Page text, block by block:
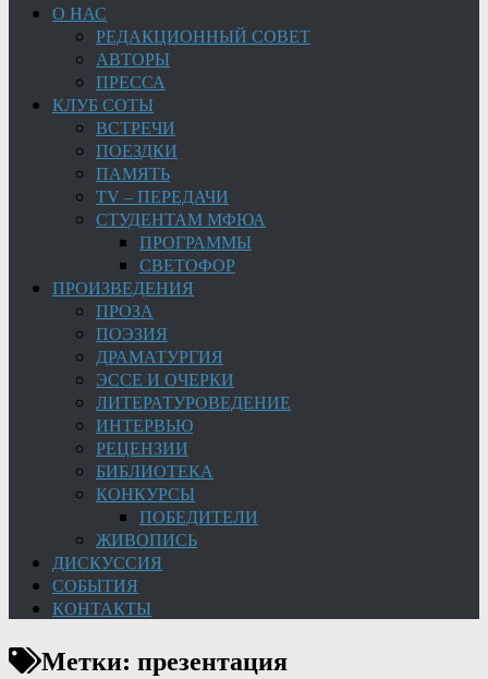
О НАС
РЕДАКЦИОННЫЙ СОВЕТ
АВТОРЫ
ПРЕССА
КЛУБ СОТЫ
ВСТРЕЧИ
ПОЕЗДКИ
ПАМЯТЬ
TV – ПЕРЕДАЧИ
СТУДЕНТАМ МФЮА
ПРОГРАММЫ
СВЕТОФОР
ПРОИЗВЕДЕНИЯ
ПРОЗА
ПОЭЗИЯ
ДРАМАТУРГИЯ
ЭССЕ И ОЧЕРКИ
ЛИТЕРАТУРОВЕДЕНИЕ
ИНТЕРВЬЮ
РЕЦЕНЗИИ
БИБЛИОТЕКА
КОНКУРСЫ
ПОБЕДИТЕЛИ
ЖИВОПИСЬ
ДИСКУССИЯ
СОБЫТИЯ
КОНТАКТЫ
Метки: презентация